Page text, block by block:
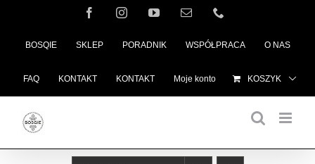
FacebookInstagramYouTubeEmail
BOSQIE SKLEP PORADNIK WSPÓŁPRACA O NAS
FAQ KONTAKT KONTAKT Moje konto KOSZYK